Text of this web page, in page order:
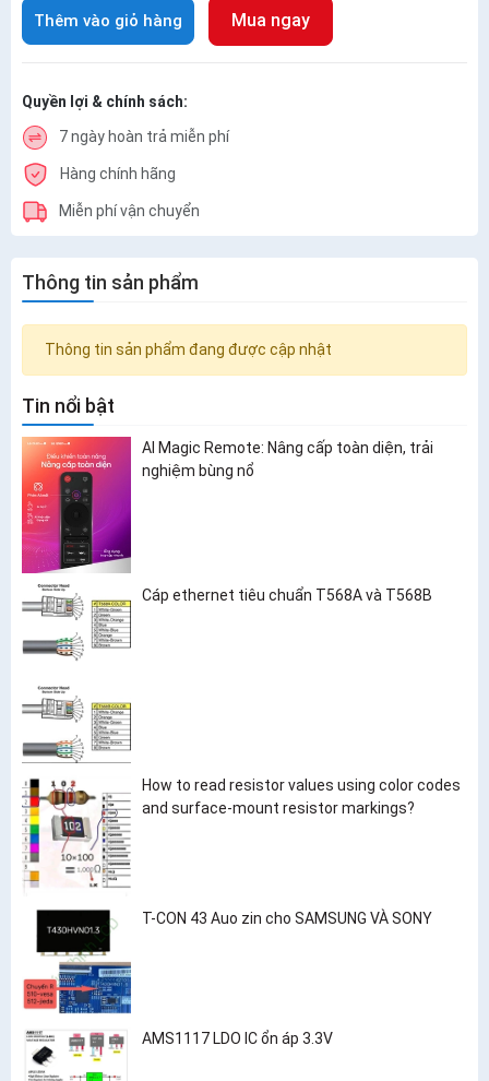
Thêm vào giỏ hàng Mua ngay
Quyền lợi & chính sách:
7 ngày hoàn trả miễn phí
Hàng chính hãng
Miễn phí vận chuyển
Thông tin sản phẩm
Thông tin sản phẩm đang được cập nhật
Tin nổi bật
AI Magic Remote: Nâng cấp toàn diện, trải
nghiệm bùng nổ
Cáp ethernet tiêu chuẩn T568A và T568B
How to read resistor values using color codes
and surface-mount resistor markings?
T-CON 43 Auo zin cho SAMSUNG VÀ SONY
AMS1117 LDO IC ổn áp 3.3V